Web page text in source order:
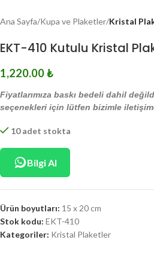
Ana Sayfa Kupa ve Plaketler Kristal
EKT-410 Kutulu Kristal
1,220.00₺
Fiyatlarımıza baskı bedeli dahil
seçenekleri için lütfen bizimle
10 adet stokta
Bilgi Al
Ürün boyutları: 15 x 20 cm
Stok kodu: EKT-410
Kategoriler: Kristal Plaketler